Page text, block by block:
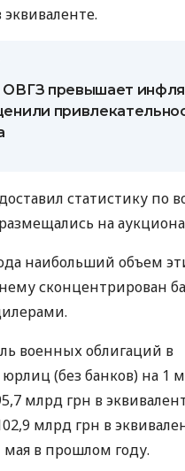
ОВГЗ превышает
статистику по
на
наибольший объем
сконцентрирован
военных облигаций в
(без банков) на 1
млрд грн в
млрд грн в
мая в прошлом году.